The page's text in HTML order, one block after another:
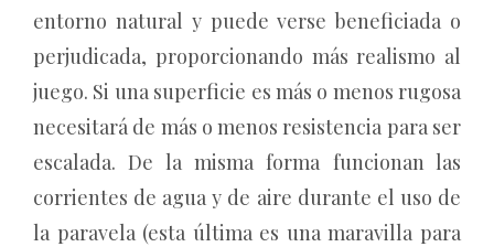
entorno natural y puede verse beneficiada o
perjudicada, proporcionando más realismo al
juego. Si una superficie es más o menos rugosa
necesitará de más o menos resistencia para ser
escalada. De la misma forma funcionan las
corrientes de agua y de aire durante el uso de
la paravela (esta última es una maravilla para